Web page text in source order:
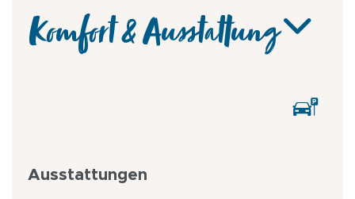
Komfort & Ausstattung
Ausstattungen